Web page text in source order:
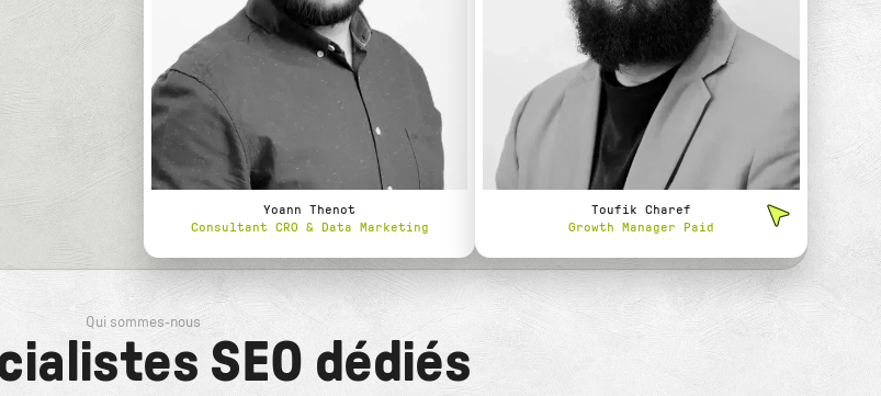
Yoann Thenot
Consultant CRO & Data Marketing
Toufik Charef
Growth Manager Paid
Qui sommes-nous
SEO dédiés